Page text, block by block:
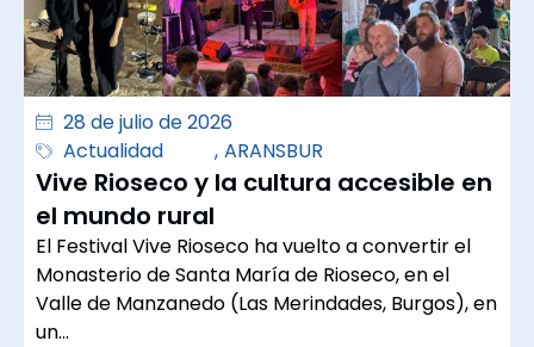
28 de julio de 2026
Actualidad
, ARANSBUR
Vive Rioseco y la cultura accesible en
el mundo rural
El Festival Vive Rioseco ha vuelto a convertir el
Monasterio de Santa María de Rioseco, en el
Valle de Manzanedo (Las Merindades, Burgos), en
un…